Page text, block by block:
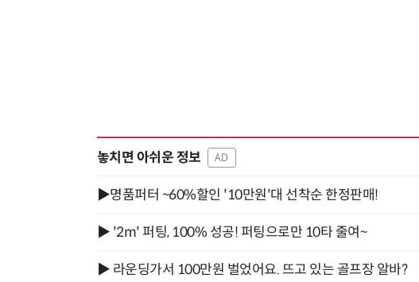
놓치면 아쉬운 정보 AD
▶명품퍼터 ~60%할인 '10만원'대 선착순 한정판매!
▶ '2m' 퍼팅, 100% 성공! 퍼팅으로만 10타 줄여~
▶ 라운딩가서 100만원 벌었어요. 뜨고 있는 골프장 알바?